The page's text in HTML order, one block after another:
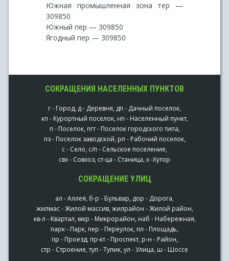
Южная промышленная зона тер —
309850
Южный пер — 309850
Ягодный пер — 309850
СОКРАЩЕНИЯ НАСЕЛЕННЫХ ПУНКТОВ
г - Город, д - Деревня, дп - Дачный поселок,
кп - Курортный поселок, нп - Населенный пункт,
п - Поселок, пгт - Поселок городского типа,
пз - Поселок заводской, рп - Рабочий поселок,
с - Село, с/п - Сельское поселение,
свх - Совхоз, ст-ца - Станица, х -Хутор
СОКРАЩЕНИЕ УЛИЦ
ал - Аллея, б-р - Бульвар, дор - Дорога,
жилмас - Жилой массив, жилрайон - Жилой район,
кв-л - Квартал, мкр - Микрорайон, наб - Набережная,
парк - Парк, пер - Переулок, пл - Площадь,
пр - Проезд, пр-кт - Проспект, р-н - Район,
стр - Строение, туп - Тупик, ул - Улица, ш - Шоссе